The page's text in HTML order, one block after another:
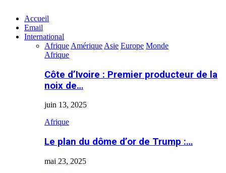
Accueil
Email
International
Afrique Amérique Asie Europe Monde
Afrique
Côte d’Ivoire : Premier producteur de la
noix de…
juin 13, 2025
Afrique
Le plan du dôme d’or de Trump :…
mai 23, 2025